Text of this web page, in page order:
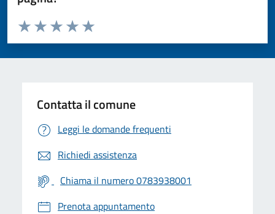
Valuta da 1 a 5 stelle la pagina
Valuta 5 stelle su 5
Valuta 4 stelle su 5
Valuta 3 stelle su 5
Valuta 2 stelle su 5
Valuta 1 stelle su 5
Contatta il comune
Leggi le domande frequenti
Richiedi assistenza
Chiama il numero 0783938001
Prenota appuntamento